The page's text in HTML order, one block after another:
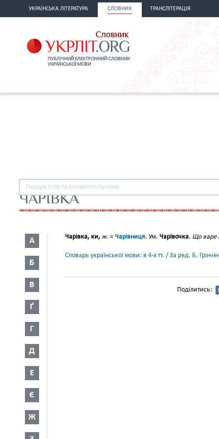
УКРАЇНСЬКА ЛІТЕРАТУРА СЛОВНИК ТРАНСЛІТЕРАЦІЯ
ЧАРІВКА
А
Б
В
Ґ
Г
Д
Е
Є
Ж
Чарівка, ки, ж. = Чарівниця. Ум. Чарівочка. Що варе
Словарь української мови: в 4-х тт. / За ред. Б.
Поділитись: